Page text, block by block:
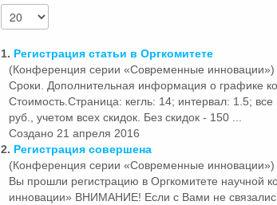
1. Регистрация статьи в Оргкомитете
(Конференция серии «Современные инновации»)
Сроки. Дополнительная информация о графике
Стоимость.Страница: кегль: 14; интервал: 1.5;
руб., учетом всех скидок. Без скидок - 150 ...
Создано 21 апреля 2016
2. Регистрация совершена
(Конференция серии «Современные инновации»)
Вы прошли регистрацию в Оргкомитете научной
инновации» ВНИМАНИЕ! Если с Вами не